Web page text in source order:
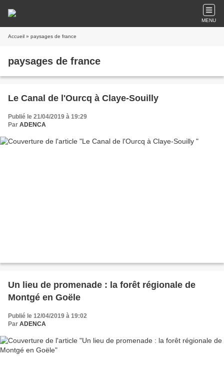
MENU
Accueil » paysages de france
paysages de france
Le Canal de l'Ourcq à Claye-Souilly
Publié le 21/04/2019 à 19:29
Par ADENCA
Un lieu de promenade : la forêt régionale de
Montgé en Goële
Publié le 12/04/2019 à 19:02
Par ADENCA